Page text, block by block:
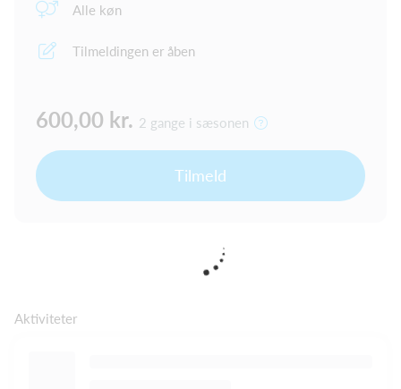
Alle køn
Tilmeldingen er åben
600,00 kr. 2 gange i sæsonen
Tilmeld
Aktiviteter